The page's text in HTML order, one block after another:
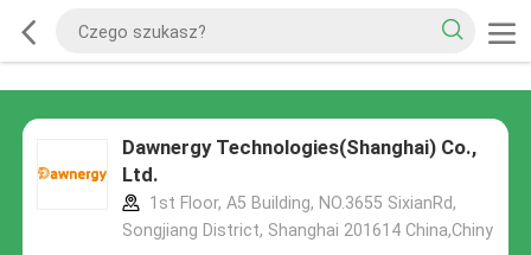
Dawnergy Technologies(Shanghai) Co.,
Ltd.
1st Floor, A5 Building, NO.3655 SixianRd,
Songjiang District, Shanghai 201614 China,Chiny